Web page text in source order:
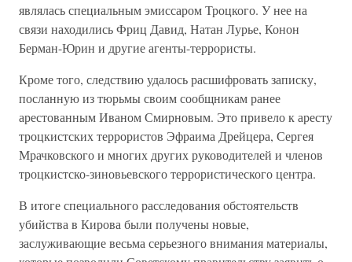
являлась специальным эмиссаром Троцкого. У нее на
связи находились Фриц Давид, Натан Лурье, Конон
Берман-Юрин и другие агенты-террористы.
Кроме того, следствию удалось расшифровать записку,
посланную из тюрьмы своим сообщникам ранее
арестованным Иваном Смирновым. Это привело к аресту
троцкистских террористов Эфраима Дрейцера, Сергея
Мрачковского и многих других руководителей и членов
троцкистско-зиновьевского террористического центра.
В итоге специального расследования обстоятельств
убийства в Кирова были получены новые,
заслуживающие весьма серьезного внимания материалы,